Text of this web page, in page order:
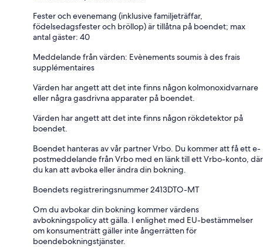
Fester och evenemang (inklusive familjeträffar,
födelsedagsfester och bröllop) är tillåtna på boendet; max
antal gäster: 40
Meddelande från värden: Evènements soumis à des frais
supplémentaires
Värden har angett att det inte finns någon kolmonoxidvarnare
eller några gasdrivna apparater på boendet.
Värden har angett att det inte finns någon rökdetektor på
boendet.
Boendet hanteras av vår partner Vrbo. Du kommer att få ett e-
postmeddelande från Vrbo med en länk till ett Vrbo-konto, där
du kan att avboka eller ändra din bokning.
Boendets registreringsnummer 2413DTO-MT
Om du avbokar din bokning kommer värdens
avbokningspolicy att gälla. I enlighet med EU-bestämmelser
om konsumenträtt gäller inte ångerrätten för
boendebokningstjänster.